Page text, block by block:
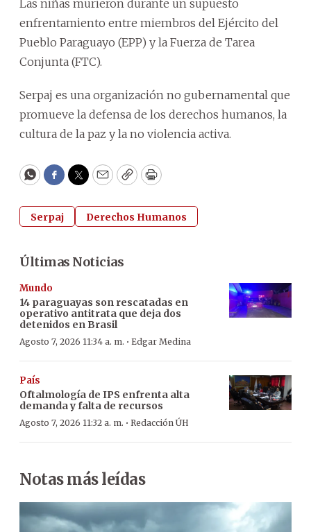
Las niñas murieron durante un supuesto
enfrentamiento entre miembros del Ejército del
Pueblo Paraguayo (EPP) y la Fuerza de Tarea
Conjunta (FTC).
Serpaj es una organización no gubernamental que
promueve la defensa de los derechos humanos, la
cultura de la paz y la no violencia activa.
WhatsApp
Facebook
Twitter
EmailCopyPrint
Serpaj Derechos Humanos
Últimas Noticias
Mundo
14 paraguayas son rescatadas en
operativo antitrata que deja dos
detenidos en Brasil
Agosto 7, 2026 11:34 a. m. · Edgar Medina
País
Oftalmología de IPS enfrenta alta
demanda y falta de recursos
Agosto 7, 2026 11:32 a. m. · Redacción ÚH
Notas más leídas